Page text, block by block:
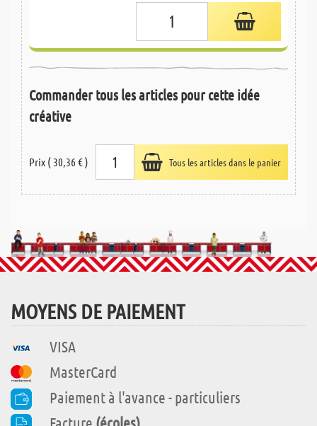
Commander tous les articles pour cette idée
créative
Prix ( 30,36 € ) Tous les articles dans le panier
MOYENS DE PAIEMENT
VISA
MasterCard
Paiement à l'avance - particuliers